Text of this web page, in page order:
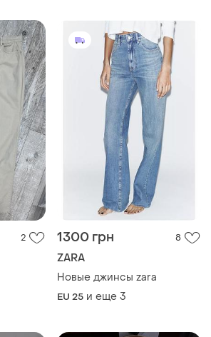
2 1300 грн 8
ZARA
Новые джинсы zara
EU 25 и еще 3